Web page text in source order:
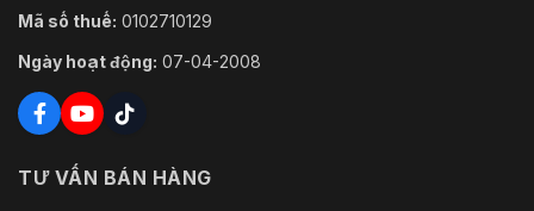
minh
Liên kết
Tải lên FTP/NAS/thẻ nhớ, thông báo cho trung
Theo dõi
minh
Mã số thuế: 0102710129
Ngày hoạt động: 07-04-2008
TƯ VẤN BÁN HÀNG